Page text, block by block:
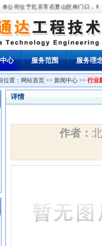
公司位于北京市石景山区衙门口，经
心 服务范围 服务理
位置： 网站首页 >> 新闻中心 >> 行业
详情
作者：